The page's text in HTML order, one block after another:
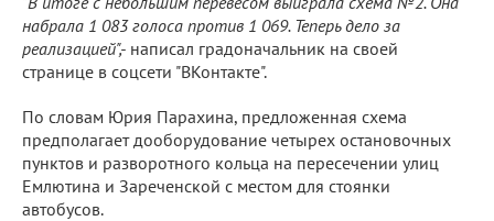
набрала 1 083 голоса против 1 069. Теперь дело за
реализацией",- написал градоначальник на своей
странице в соцсети "ВКонтакте".
По словам Юрия Парахина, предложенная схема
предполагает дооборудование четырех остановочных
пунктов и разворотного кольца на пересечении улиц
Емлютина и Зареченской с местом для стоянки
автобусов.